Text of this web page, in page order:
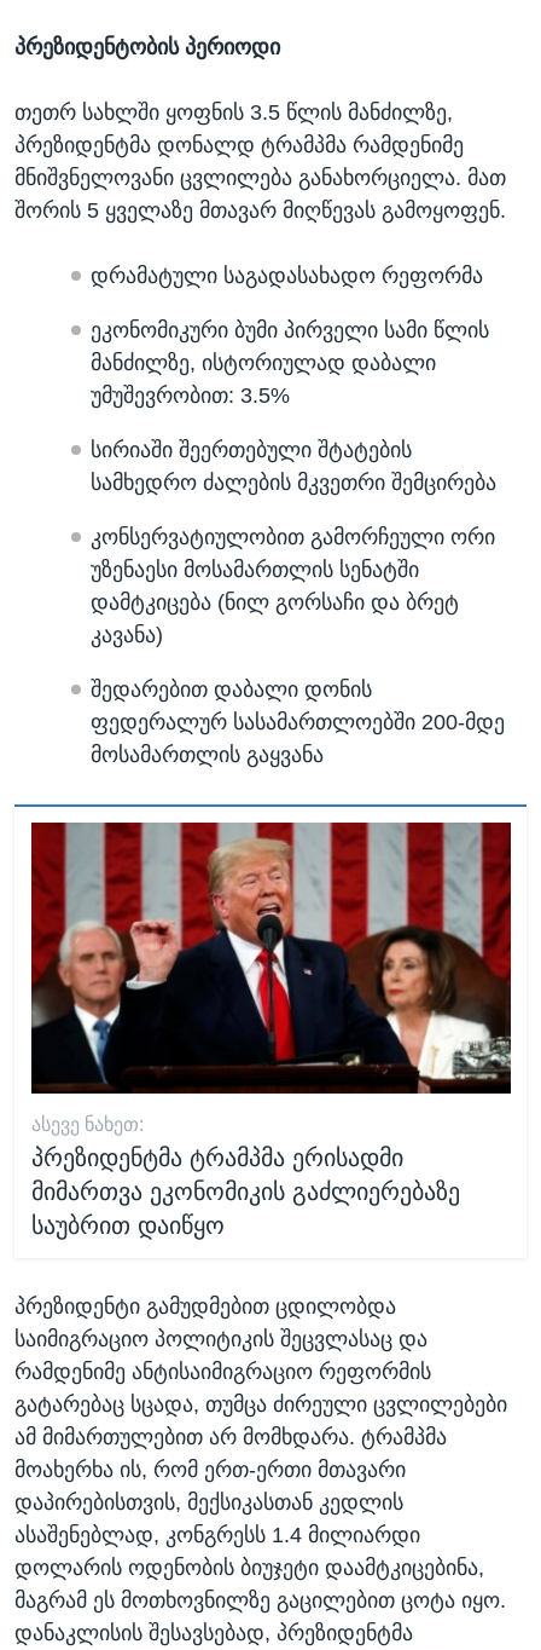
პრეზიდენტობის პერიოდი
თეთრ სახლში ყოფნის 3.5 წლის მანძილზე,
პრეზიდენტმა დონალდ ტრამპმა რამდენიმე
მნიშვნელოვანი ცვლილება განახორციელა. მათ
შორის 5 ყველაზე მთავარ მიღწევას გამოყოფენ.
დრამატული საგადასახადო რეფორმა
ეკონომიკური ბუმი პირველი სამი წლის
მანძილზე, ისტორიულად დაბალი
უმუშევრობით: 3.5%
სირიაში შეერთებული შტატების
სამხედრო ძალების მკვეთრი შემცირება
კონსერვატიულობით გამორჩეული ორი
უზენაესი მოსამართლის სენატში
დამტკიცება (ნილ გორსაჩი და ბრეტ
კავანა)
შედარებით დაბალი დონის
ფედერალურ სასამართლოებში 200-მდე
მოსამართლის გაყვანა
ᲐᲡᲔᲕᲔ ᲜᲐᲮᲔᲗ:
პრეზიდენტმა ტრამპმა ერისადმი
მიმართვა ეკონომიკის გაძლიერებაზე
საუბრით დაიწყო
პრეზიდენტი გამუდმებით ცდილობდა
საიმიგრაციო პოლიტიკის შეცვლასაც და
რამდენიმე ანტისაიმიგრაციო რეფორმის
გატარებაც სცადა, თუმცა ძირეული ცვლილებები
ამ მიმართულებით არ მომხდარა. ტრამპმა
მოახერხა ის, რომ ერთ-ერთი მთავარი
დაპირებისთვის, მექსიკასთან კედლის
ასაშენებლად, კონგრესს 1.4 მილიარდი
დოლარის ოდენობის ბიუჯეტი დაამტკიცებინა,
მაგრამ ეს მოთხოვნილზე გაცილებით ცოტა იყო.
დანაკლისის შესავსებად, პრეზიდენტმა